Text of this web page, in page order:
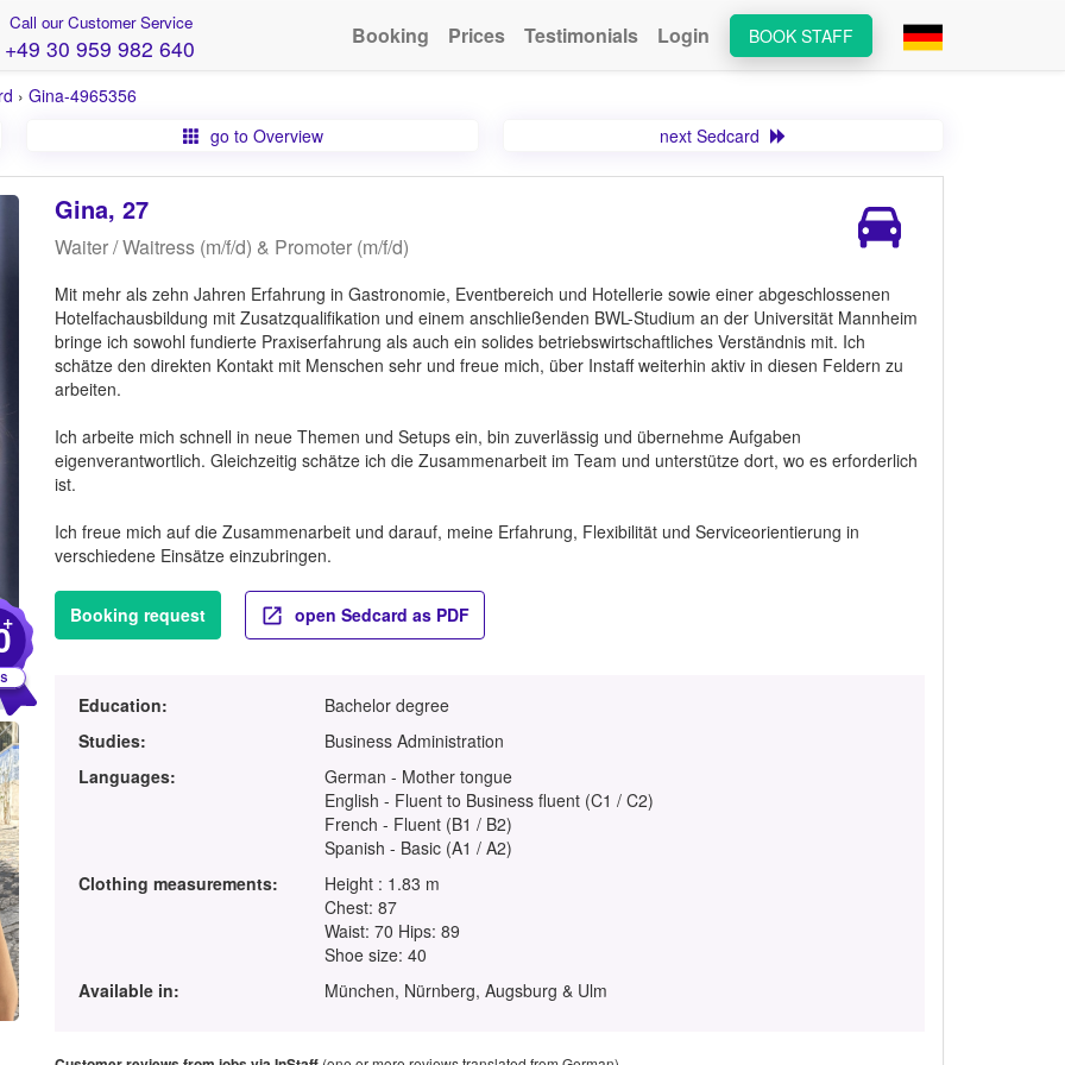
Call our Customer Service
+49 30 959 982 640 BOOK STAFF
Booking Prices Testimonials Login
› Gina-4965356
go to Overview
next Sedcard
+
Gina, 27
Waiter / Waitress (m/f/d) & Promoter (m/f/d)
Mit mehr als zehn Jahren Erfahrung in Gastronomie, Eventbereich und Hotellerie sowie einer abgeschlossenen
Hotelfachausbildung mit Zusatzqualifikation und einem anschließenden BWL-Studium an der Universität Mannheim
bringe ich sowohl fundierte Praxiserfahrung als auch ein solides betriebswirtschaftliches Verständnis mit. Ich
schätze den direkten Kontakt mit Menschen sehr und freue mich, über Instaff weiterhin aktiv in diesen Feldern zu
arbeiten.
Ich arbeite mich schnell in neue Themen und Setups ein, bin zuverlässig und übernehme Aufgaben
eigenverantwortlich. Gleichzeitig schätze ich die Zusammenarbeit im Team und unterstütze dort, wo es erforderlich
ist.
Ich freue mich auf die Zusammenarbeit und darauf, meine Erfahrung, Flexibilität und Serviceorientierung in
verschiedene Einsätze einzubringen.
Booking request open Sedcard as PDF
Education:
Bachelor degree
Studies:
Business Administration
Languages:
German - Mother tongue
English - Fluent to Business fluent (C1 / C2)
French - Fluent (B1 / B2)
Spanish - Basic (A1 / A2)
Clothing measurements:
Height : 1.83 m
Chest: 87
Waist: 70 Hips: 89
Shoe size: 40
Available in:
München, Nürnberg, Augsburg & Ulm